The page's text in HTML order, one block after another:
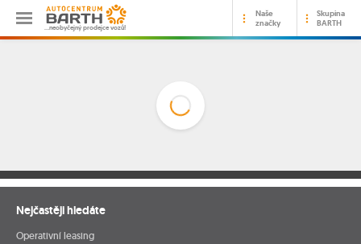
…neobyčejný prodejce vozů!
Naše
značky
Skupina
BARTH
Nejčastěji hledáte
Operativní leasing